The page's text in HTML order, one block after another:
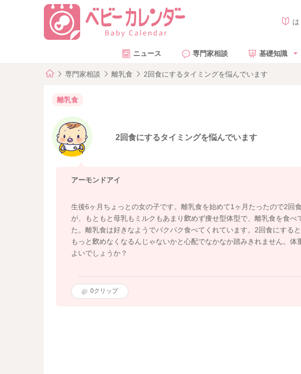
ニュース 専門家相談 基礎知識
専門家相談 離乳食 2回食にするタイミングを悩んでいます
離乳食
2回食にするタイミングを悩んでいます
アーモンドアイ
生後6ヶ月ちょっとの女の子です。離乳食を始めて1ヶ月たったので2回
が、もともと母乳もミルクもあまり飲めず痩せ型体型で、離乳食を食べ
た。離乳食は好きなようでパクパク食べてくれています。2回食にする
もっと飲めなくなるんじゃないかと心配でなかなか踏みきれません。体
よいでしょうか？
0クリップ